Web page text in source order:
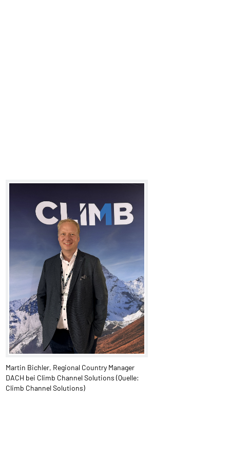
Martin Bichler, Regional Country Manager
DACH bei Climb Channel Solutions (Quelle:
Climb Channel Solutions)​